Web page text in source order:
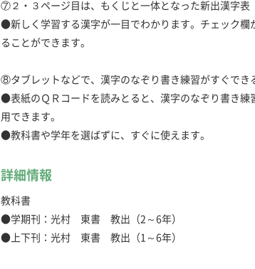
⑦２・３ページ目は、もくじと一体となった新出漢字表
●新しく学習する漢字が一目でわかります。チェック欄
ることができます。
⑧タブレットなどで、漢字のなぞり書き練習がすぐでき
●表紙のＱＲコードを読みとると、漢字のなぞり書き練
用できます。
●教科書や学年を選ばずに、すぐに使えます。
詳細情報
教科書
●学期刊：光村 東書 教出（2～6年）
●上下刊：光村 東書 教出（1～6年）